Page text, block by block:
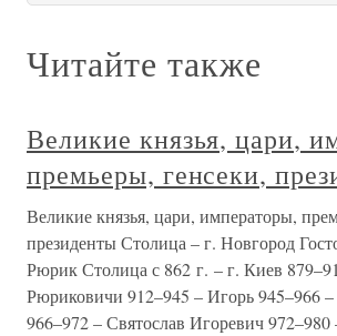
Читайте также
Великие князья, цари,
премьеры, генсеки,
Великие князья, цари, императоры,
президенты Столица – г. Новгород
Рюрик Столица с 862 г. – г. Киев
Рюриковичи 912–945 – Игорь 945–966
966–972 – Святослав Игоревич